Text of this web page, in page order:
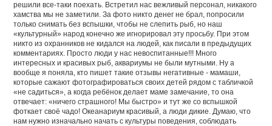
решили все-таки поехать. Встретил нас вежливый персонал, никакого
хамства мы не заметили. За фото никто денег не брал, попросили
только снимать без вспышки, чтобы не слепить рыб, но наш
«культурный» народ конечно же игнорировал эту просьбу. При этом
никто из охранников не кидался на людей, как писали в предыдущих
комментариях. Просто люди у нас невоспитанные!!! Много
интересных и красивых рыб, аквариумы не были мутными. Ну а
вообще я поняла, кто пишет такие отзывы негативные - мамаши,
которые сажают фотографироваться своих детей рядом с табличкой
«не садиться», а когда ребёнок делает маме замечание, то она
отвечает: «ничего страшного! Мы быстро» и тут же со вспышкой
фоткает своё чадо! Океанариум красивый, а люди дикие. Думаю, что
нам нужно изначально начать с культуры поведения, соблюдать